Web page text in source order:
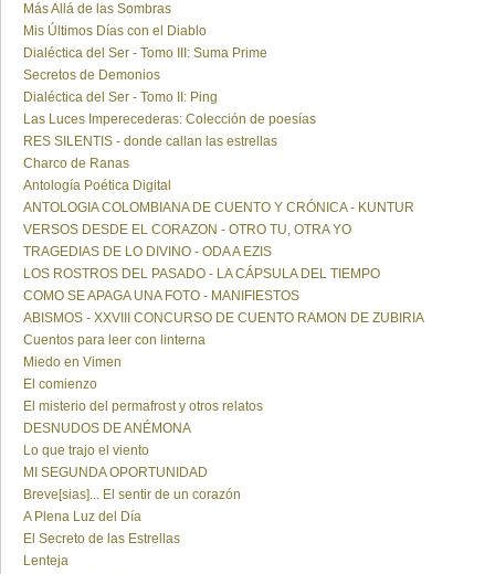
Más Allá de las Sombras
Mis Últimos Días con el Diablo
Dialéctica del Ser - Tomo III: Suma Prime
Secretos de Demonios
Dialéctica del Ser - Tomo II: Ping
Las Luces Imperecederas: Colección de poesías
RES SILENTIS - donde callan las estrellas
Charco de Ranas
Antología Poética Digital
ANTOLOGIA COLOMBIANA DE CUENTO Y CRÓNICA - KUNTUR
VERSOS DESDE EL CORAZON - OTRO TU, OTRA YO
TRAGEDIAS DE LO DIVINO - ODA A EZIS
LOS ROSTROS DEL PASADO - LA CÁPSULA DEL TIEMPO
COMO SE APAGA UNA FOTO - MANIFIESTOS
ABISMOS - XXVIII CONCURSO DE CUENTO RAMON DE ZUBIRIA
Cuentos para leer con linterna
Miedo en Vimen
El comienzo
El misterio del permafrost y otros relatos
DESNUDOS DE ANÉMONA
Lo que trajo el viento
MI SEGUNDA OPORTUNIDAD
Breve[sias]... El sentir de un corazón
A Plena Luz del Día
El Secreto de las Estrellas
Lenteja